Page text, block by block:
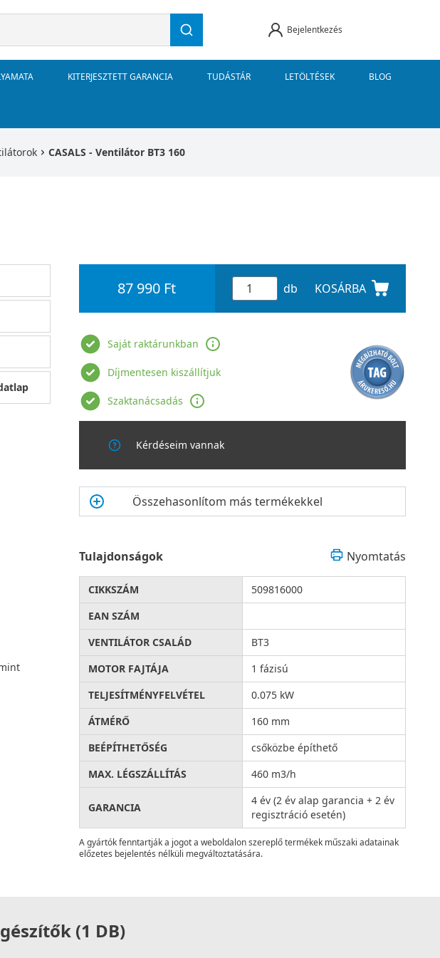
Bejelentkezés
KITERJESZTETT GARANCIA TUDÁSTÁR LETÖLTÉSEK BLOG
CASALS - Ventilátor BT3 160
87 990 Ft db KOSÁRBA
Saját raktárunkban
Díjmentesen kiszállítjuk
Szaktanácsadás
Kérdéseim vannak
Összehasonlítom más termékekkel
Tulajdonságok Nyomtatás
CIKKSZÁM
509816000
EAN SZÁM
VENTILÁTOR CSALÁD
BT3
MOTOR FAJTÁJA
1 fázisú
TELJESÍTMÉNYFELVÉTEL
0.075 kW
ÁTMÉRŐ
160 mm
BEÉPÍTHETŐSÉG
csőközbe építhető
MAX. LÉGSZÁLLÍTÁS
460 m3/h
GARANCIA
4 év (2 év alap garancia + 2 év
regisztráció esetén)
A gyártók fenntartják a jogot a weboldalon szereplő termékek műszaki adatainak
előzetes bejelentés nélküli megváltoztatására.
(1 DB)